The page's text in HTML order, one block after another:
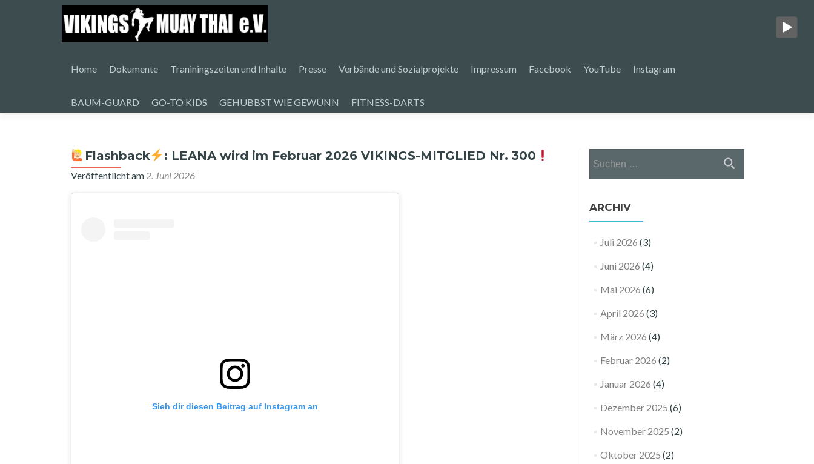
Inhalt
Home Dokumente Traniningszeiten und Inhalte Presse Verbände und Sozialprojekte Impressum Facebook YouTube Instagram
BAUM-GUARD GO-TO KIDS GEHUBBST WIE GEWUNN FITNESS-DARTS
Flashback : LEANA wird im Februar 2026 VIKINGS-MITGLIED Nr. 300
Veröffentlicht am 2. Juni 2026
Sieh dir diesen Beitrag auf Instagram an
nach:
ARCHIV
Juli 2026 (3)
Juni 2026 (4)
Mai 2026 (6)
April 2026 (3)
März 2026 (4)
Februar 2026 (2)
Januar 2026 (4)
Dezember 2025 (6)
November 2025 (2)
Oktober 2025 (2)